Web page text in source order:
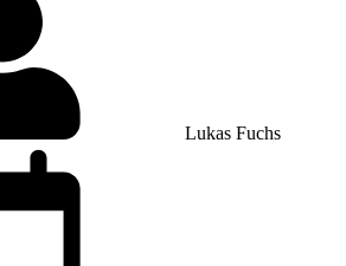
Lukas Fuchs